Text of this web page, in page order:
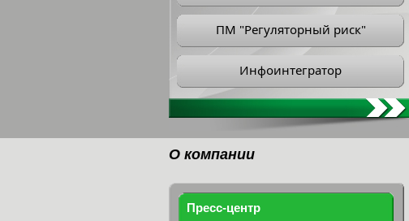
ПМ "Регуляторный риск"
Инфоинтегратор
О компании
Пресс-центр